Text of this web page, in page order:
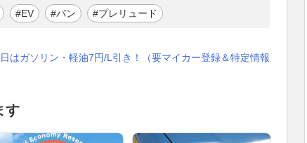
#EV #バン #プレリュード
はガソリン・軽油7円/L引き！（要マイカー登録＆特定情報
す